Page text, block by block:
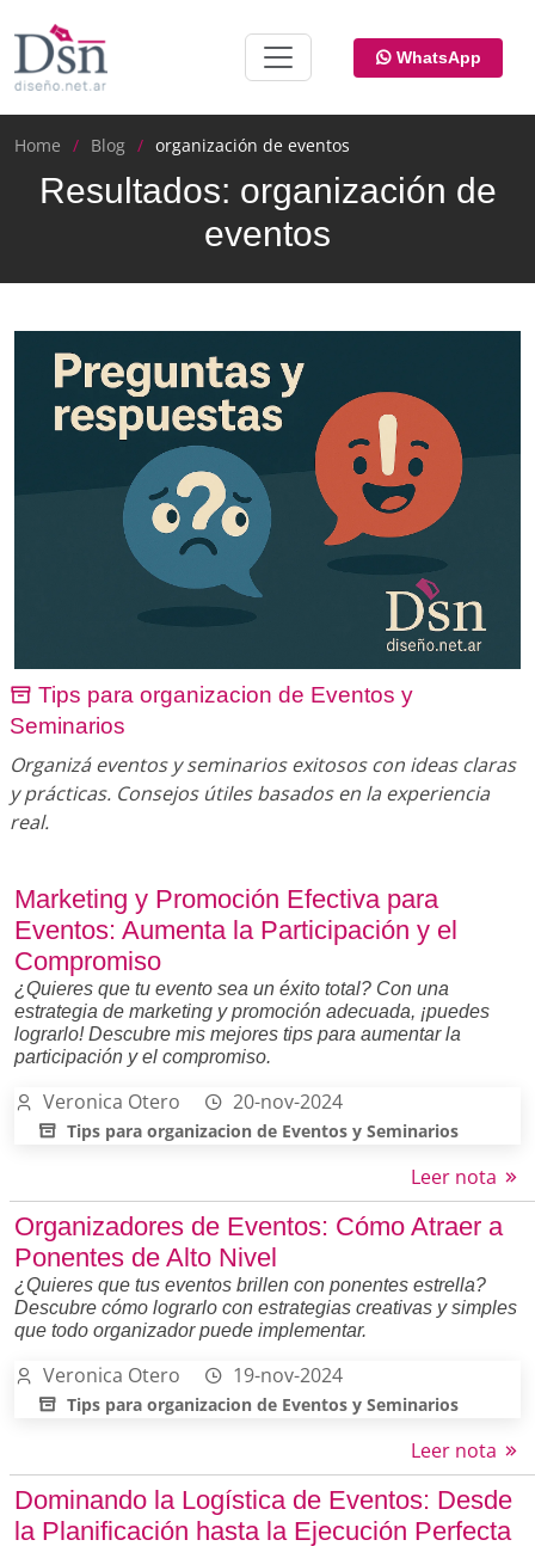
WhatsApp
Home Blog organización de eventos
Resultados: organización de
eventos
Tips para organizacion de Eventos y
Seminarios
Organizá eventos y seminarios exitosos con ideas claras
y prácticas. Consejos útiles basados en la experiencia
real.
Marketing y Promoción Efectiva para
Eventos: Aumenta la Participación y el
Compromiso
¿Quieres que tu evento sea un éxito total? Con una
estrategia de marketing y promoción adecuada, ¡puedes
lograrlo! Descubre mis mejores tips para aumentar la
participación y el compromiso.
Veronica Otero 20-nov-2024
Tips para organizacion de Eventos y Seminarios
Leer nota
Organizadores de Eventos: Cómo Atraer a
Ponentes de Alto Nivel
¿Quieres que tus eventos brillen con ponentes estrella?
Descubre cómo lograrlo con estrategias creativas y simples
que todo organizador puede implementar.
Veronica Otero 19-nov-2024
Tips para organizacion de Eventos y Seminarios
Leer nota
Dominando la Logística de Eventos: Desde
la Planificación hasta la Ejecución Perfecta